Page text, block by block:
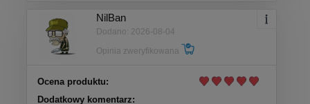
NilBan
Dodano: 2026-08-04
Opinia zweryfikowana
Ocena produktu:
Dodatkowy komentarz: